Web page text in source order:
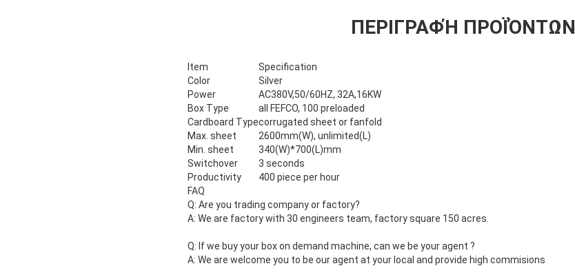
ΠΕΡΙΓΡΑΦΉ ΠΡΟΪΌΝΤΩΝ
Item
Specification
Color
Silver
Power
AC380V,50/60HZ, 32A,16KW
Box Type
all FEFCO, 100 preloaded
Cardboard Typecorrugated sheet or fanfold
Max. sheet
2600mm(W), unlimited(L)
Min. sheet
340(W)*700(L)mm
Switchover
3 seconds
Productivity
400 piece per hour
FAQ
Q: Are you trading company or factory?
A: We are factory with 30 engineers team, factory square 150 acres.
Q: If we buy your box on demand machine, can we be your agent ?
A: We are welcome you to be our agent at your local and provide high commisions